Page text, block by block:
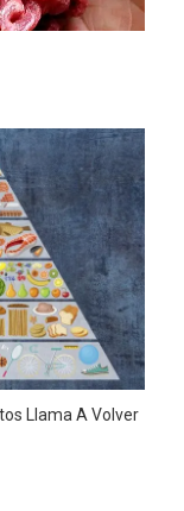
Llama A Volver